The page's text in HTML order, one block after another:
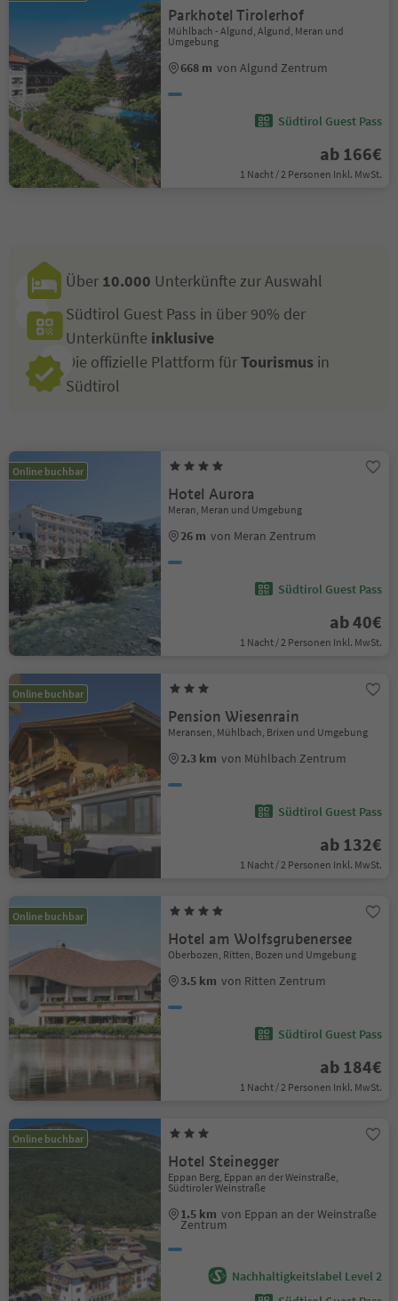
Parkhotel Tirolerhof
Mühlbach - Algund, Algund, Meran und
Umgebung
668 m von Algund Zentrum
Südtirol Guest Pass
ab 166€
1 Nacht / 2 Personen Inkl. MwSt.
Über 10.000 Unterkünfte zur Auswahl
Südtirol Guest Pass in über 90% der
Unterkünfte inklusive
Die offizielle Plattform fürTourismus in
Südtirol
Online buchbar
Hotel Aurora
Meran, Meran und Umgebung
26 m von Meran Zentrum
Südtirol Guest Pass
ab 40€
1 Nacht / 2 Personen Inkl. MwSt.
Online buchbar
Pension Wiesenrain
Meransen, Mühlbach, Brixen und Umgebung
2.3 km von Mühlbach Zentrum
Südtirol Guest Pass
ab 132€
1 Nacht / 2 Personen Inkl. MwSt.
Online buchbar
Hotel am Wolfsgrubenersee
Oberbozen, Ritten, Bozen und Umgebung
3.5 km von Ritten Zentrum
Südtirol Guest Pass
ab 184€
1 Nacht / 2 Personen Inkl. MwSt.
Online buchbar
Hotel Steinegger
Eppan Berg, Eppan an der Weinstraße,
Südtiroler Weinstraße
1.5 km von Eppan an der Weinstraße
Zentrum
Nachhaltigkeitslabel Level 2